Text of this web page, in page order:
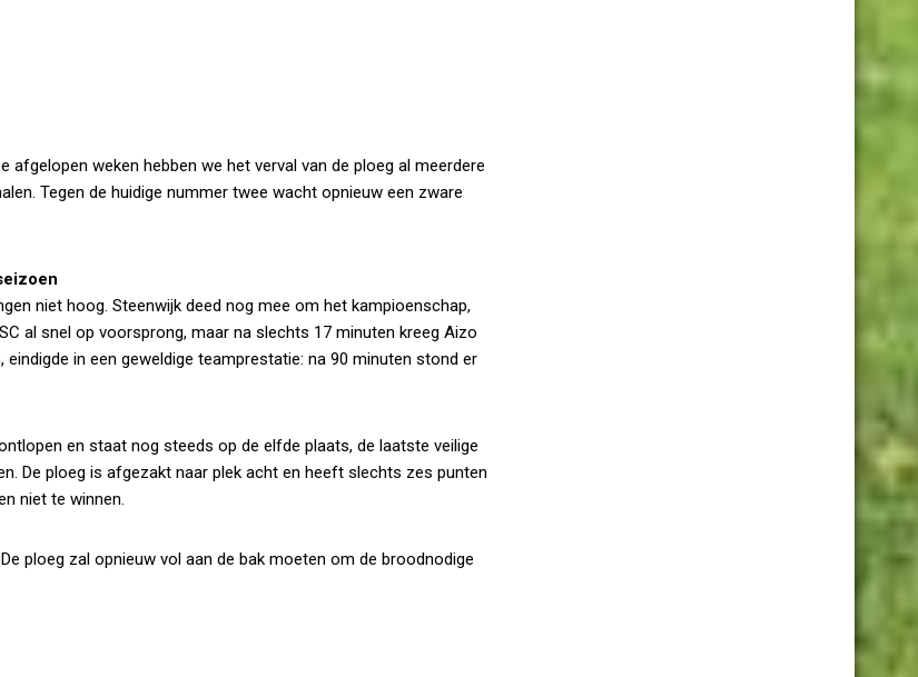
afgelopen weken hebben we het verval van de ploeg al meerdere
Tegen de huidige nummer twee wacht opnieuw een zware
niet hoog. Steenwijk deed nog mee om het kampioenschap,
al snel op voorsprong, maar na slechts 17 minuten kreeg Aizo
in een geweldige teamprestatie: na 90 minuten stond er
en staat nog steeds op de elfde plaats, de laatste veilige
De ploeg is afgezakt naar plek acht en heeft slechts zes punten
niet te winnen.
ploeg zal opnieuw vol aan de bak moeten om de broodnodige